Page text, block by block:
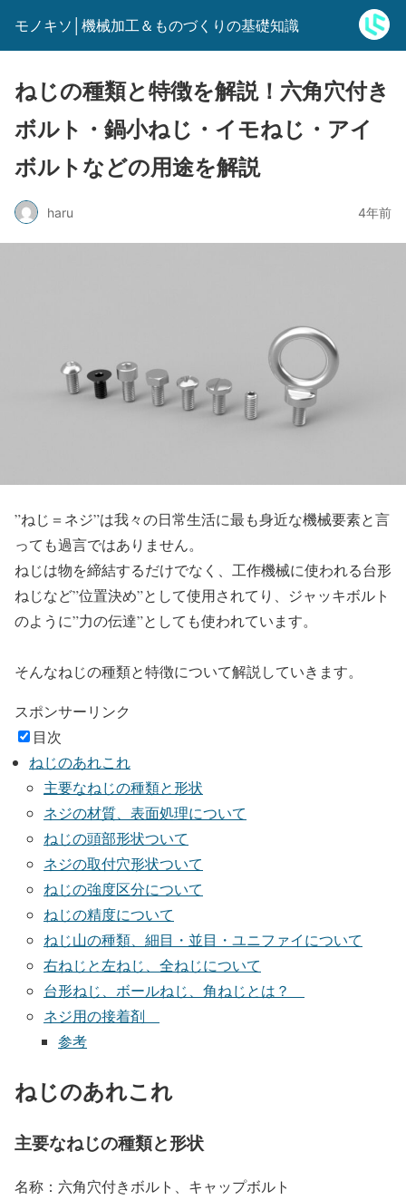
モノキソ│機械加工＆ものづくりの基礎知識
ねじの種類と特徴を解説！六角穴付き
ボルト・鍋小ねじ・イモねじ・アイ
ボルトなどの用途を解説
haru 4年前
”ねじ＝ネジ”は我々の日常生活に最も身近な機械要素と言
っても過言ではありません。
ねじは物を締結するだけでなく、工作機械に使われる台形
ねじなど”位置決め”として使用されてり、ジャッキボルト
のように”力の伝達”としても使われています。
そんなねじの種類と特徴について解説していきます。
スポンサーリンク
目次
ねじのあれこれ
主要なねじの種類と形状
ネジの材質、表面処理について
ねじの頭部形状ついて
ネジの取付穴形状ついて
ねじの強度区分について
ねじの精度について
ねじ山の種類、細目・並目・ユニファイについて
右ねじと左ねじ、全ねじについて
台形ねじ、ボールねじ、角ねじとは？
ネジ用の接着剤
参考
ねじのあれこれ
主要なねじの種類と形状
名称：六角穴付きボルト、キャップボルト